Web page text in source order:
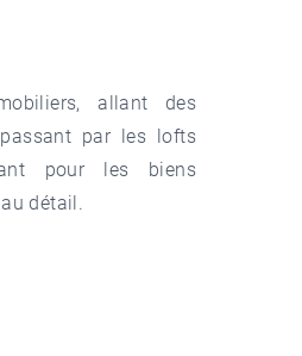
allant des
par les lofts
pour les biens
détail.